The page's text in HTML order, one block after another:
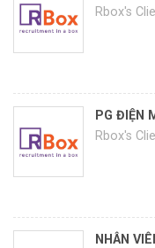
Rbox's
PG ĐIỆN
Rbox's
NHÂN